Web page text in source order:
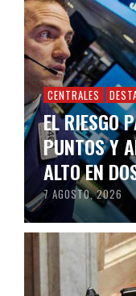
CENTRALES
EL RIESGO
PUNTOS Y
ALTO EN
7 AGOSTO, 2026